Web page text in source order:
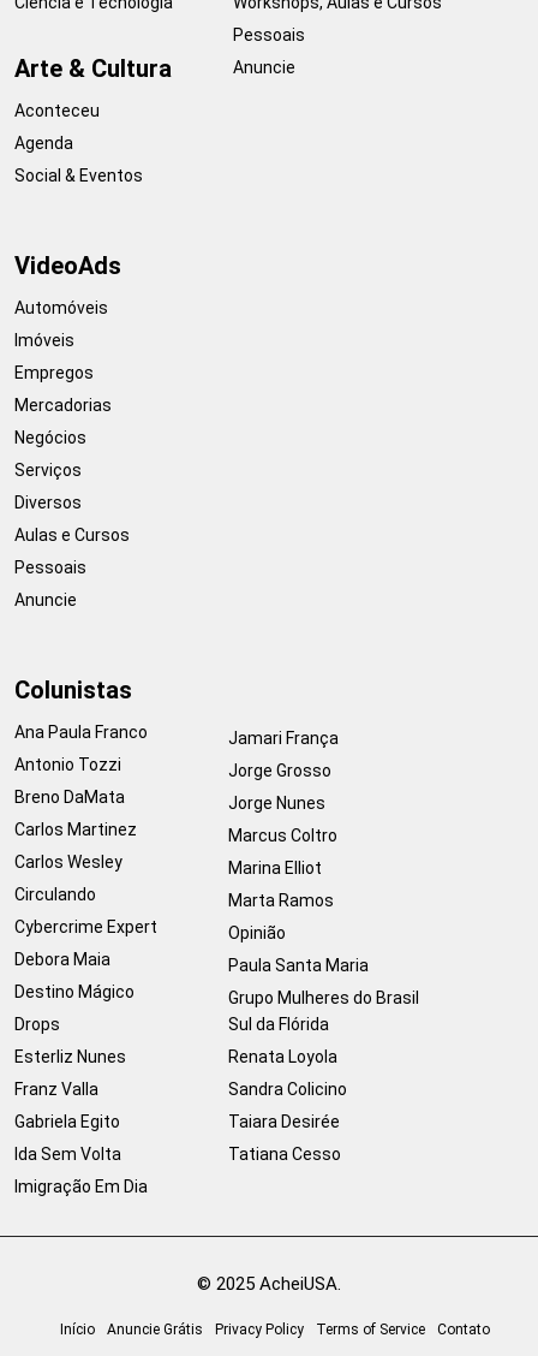
Arte & Cultura
Aconteceu
Agenda
Social & Eventos
Pessoais
Anuncie
VideoAds
Automóveis
Imóveis
Empregos
Mercadorias
Negócios
Serviços
Diversos
Aulas e Cursos
Pessoais
Anuncie
Colunistas
Ana Paula Franco
Antonio Tozzi
Breno DaMata
Carlos Martinez
Carlos Wesley
Circulando
Cybercrime Expert
Debora Maia
Destino Mágico
Drops
Esterliz Nunes
Franz Valla
Gabriela Egito
Ida Sem Volta
Imigração Em Dia
Jamari França
Jorge Grosso
Jorge Nunes
Marcus Coltro
Marina Elliot
Marta Ramos
Opinião
Paula Santa Maria
Grupo Mulheres do Brasil
Sul da Flórida
Renata Loyola
Sandra Colicino
Taiara Desirée
Tatiana Cesso
© 2025 AcheiUSA.
Início Anuncie Grátis Privacy Policy Terms of Service Contato